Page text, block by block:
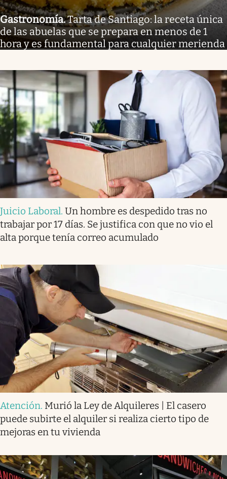
Gastronomía.Tarta de Santiago: la receta única
de las abuelas que se prepara en menos de 1
hora y es fundamental para cualquier merienda
Juicio Laboral. Un hombre es despedido tras no
trabajar por 17 días. Se justifica con que no vio el
alta porque tenía correo acumulado
Atención. Murió la Ley de Alquileres | El casero
puede subirte el alquiler si realiza cierto tipo de
mejoras en tu vivienda